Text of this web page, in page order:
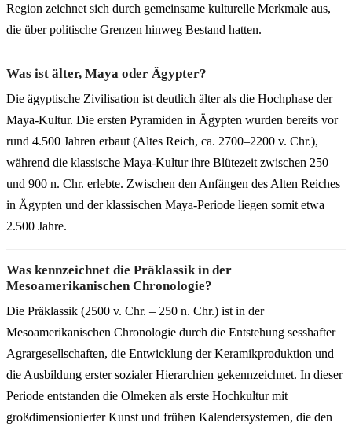
Region zeichnet sich durch gemeinsame kulturelle Merkmale aus,
die über politische Grenzen hinweg Bestand hatten.
Was ist älter, Maya oder Ägypter?
Die ägyptische Zivilisation ist deutlich älter als die Hochphase der
Maya-Kultur. Die ersten Pyramiden in Ägypten wurden bereits vor
rund 4.500 Jahren erbaut (Altes Reich, ca. 2700–2200 v. Chr.),
während die klassische Maya-Kultur ihre Blütezeit zwischen 250
und 900 n. Chr. erlebte. Zwischen den Anfängen des Alten Reiches
in Ägypten und der klassischen Maya-Periode liegen somit etwa
2.500 Jahre.
Was kennzeichnet die Präklassik in der
Mesoamerikanischen Chronologie?
Die Präklassik (2500 v. Chr. – 250 n. Chr.) ist in der
Mesoamerikanischen Chronologie durch die Entstehung sesshafter
Agrargesellschaften, die Entwicklung der Keramikproduktion und
die Ausbildung erster sozialer Hierarchien gekennzeichnet. In dieser
Periode entstanden die Olmeken als erste Hochkultur mit
großdimensionierter Kunst und frühen Kalendersystemen, die den